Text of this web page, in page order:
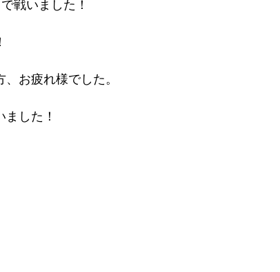
戦いました！
お疲れ様でした。
した！